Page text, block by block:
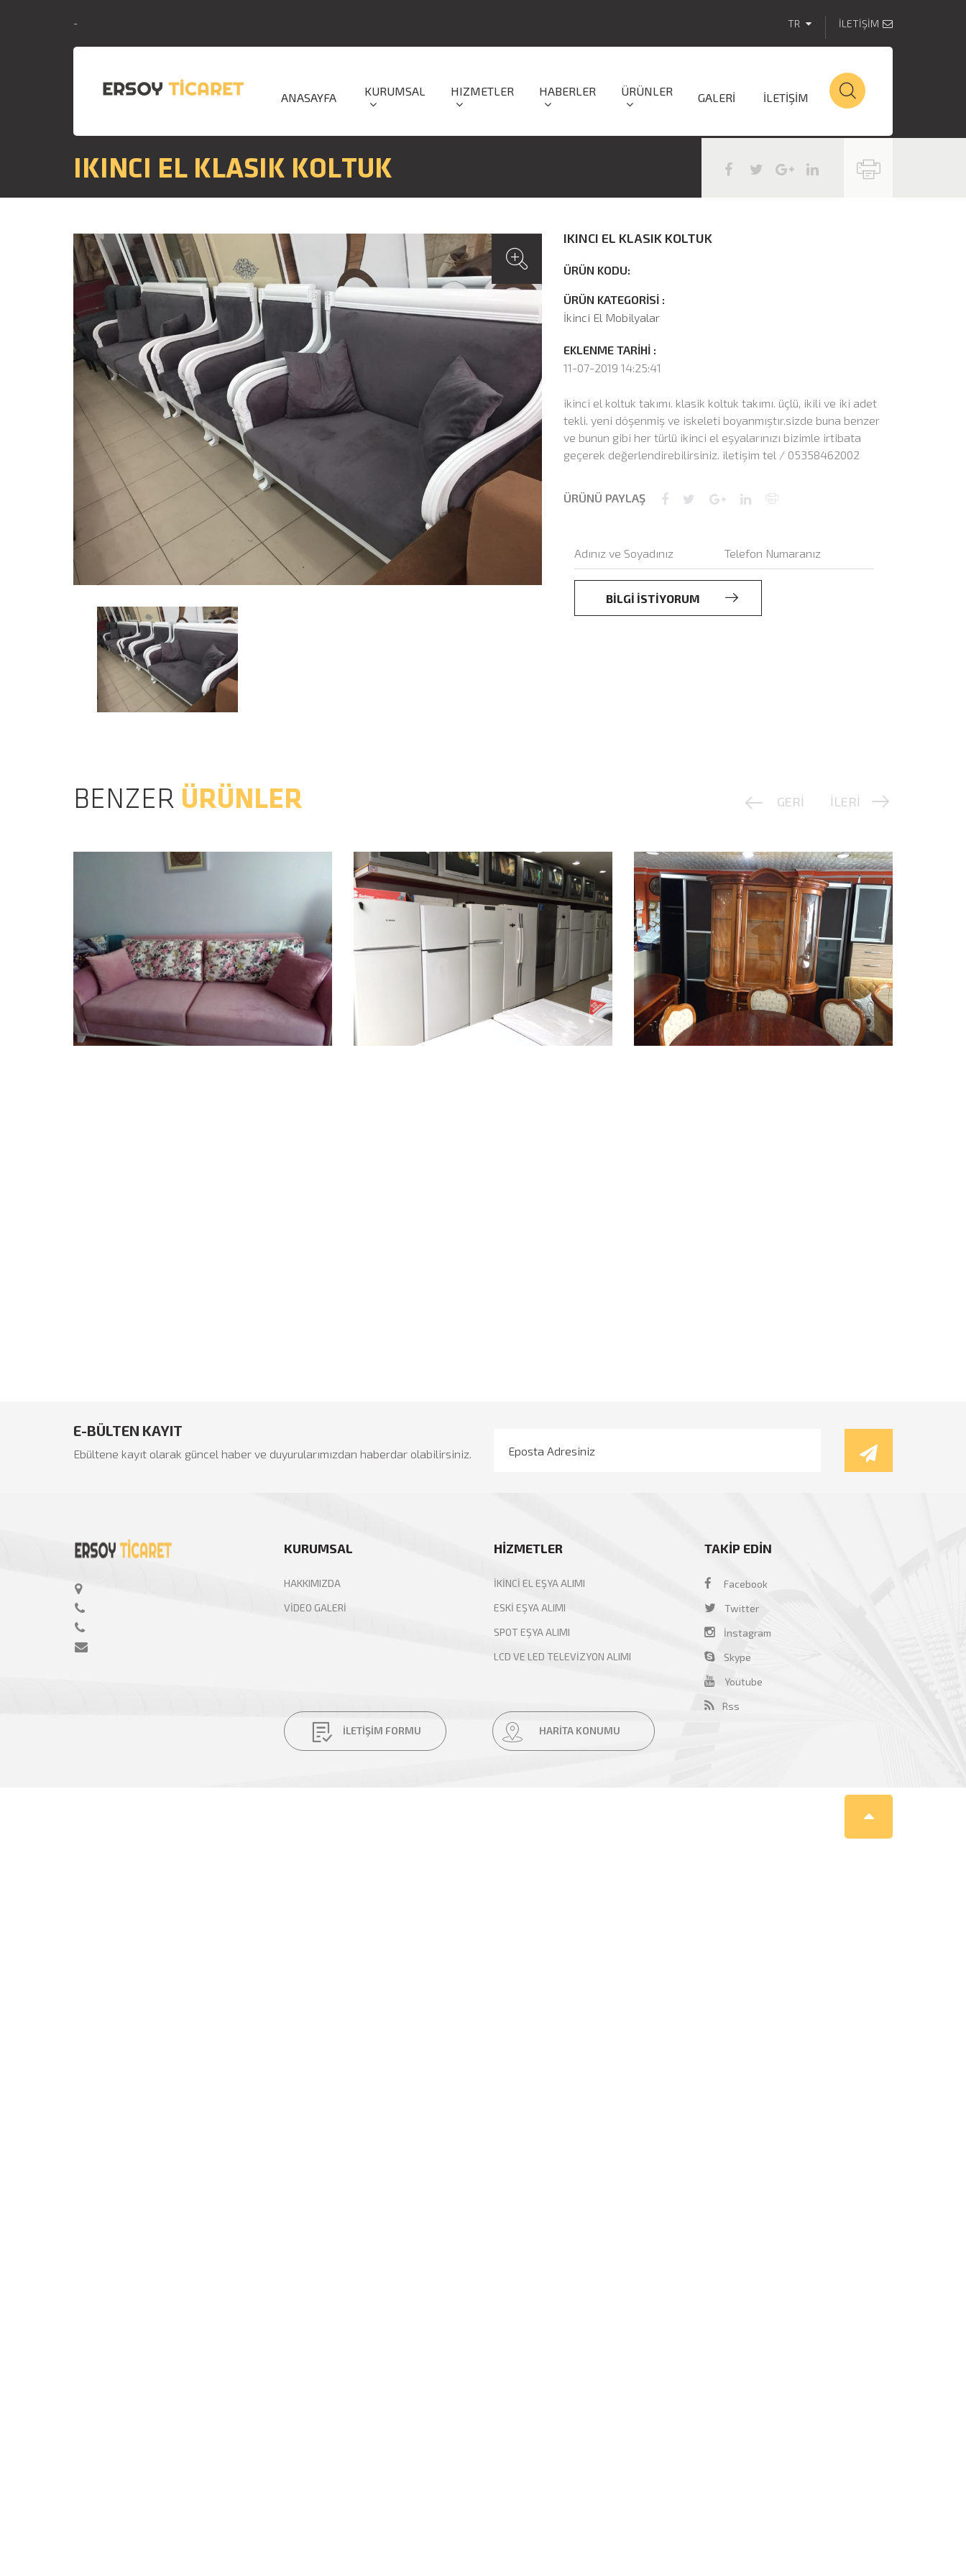
- TR İLETİŞİM
ANASAYFA KURUMSAL HIZMETLER HABERLER ÜRÜNLER GALERİ İLETİŞİM
IKINCI EL KLASIK KOLTUK
IKINCI EL KLASIK KOLTUK
ÜRÜN KODU:
ÜRÜN KATEGORİSİ :
İkinci El Mobilyalar
EKLENME TARİHİ :
11-07-2019 14:25:41
ikinci el koltuk takımı. klasik koltuk takımı. üçlü, ikili ve iki adet
tekli. yeni döşenmiş ve iskeleti boyanmıştır.sizde buna benzer
ve bunun gibi her türlü ikinci el eşyalarınızı bizimle irtibata
geçerek değerlendirebilirsiniz. iletişim tel / 05358462002
ÜRÜNÜ PAYLAŞ
BİLGİ İSTİYORUM
BENZER ÜRÜNLER GERİ İLERİ
E-BÜLTEN KAYIT
Ebültene kayıt olarak güncel haber ve duyurularımızdan haberdar olabilirsiniz.
KURUMSAL
HAKKIMIZDA
VİDEO GALERİ
HİZMETLER
İKİNCİ EL EŞYA ALIMI
ESKİ EŞYA ALIMI
SPOT EŞYA ALIMI
LCD VE LED TELEVİZYON ALIMI
TAKİP EDİN
Facebook
Twitter
İnstagram
Skype
Youtube
Rss
İLETİŞİM FORMU HARİTA KONUMU